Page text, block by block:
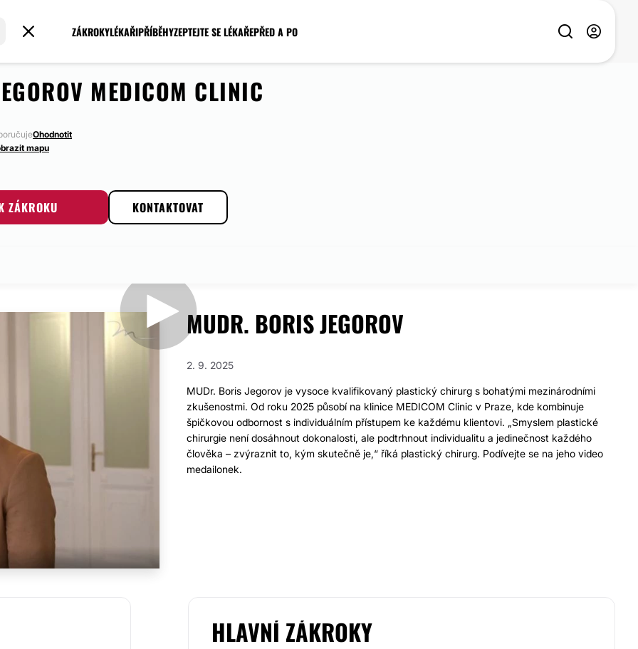
ZÁKROKYLÉKAŘIPŘÍBĚHYZEPTEJTE SE LÉKAŘEPŘED A PO
MEDICOM CLINIC
Ohodnotit
mapu
ZÁKROKU KONTAKTOVAT
MUDR. BORIS JEGOROV
2. 9. 2025
MUDr. Boris Jegorov je vysoce kvalifikovaný plastický chirurg s bohatými mezinárodními
zkušenostmi. Od roku 2025 působí na klinice MEDICOM Clinic v Praze, kde kombinuje
špičkovou odbornost s individuálním přístupem ke každému klientovi. „Smyslem plastické
chirurgie není dosáhnout dokonalosti, ale podtrhnout individualitu a jedinečnost každého
člověka – zvýraznit to, kým skutečně je,“ říká plastický chirurg. Podívejte se na jeho video
medailonek.
HLAVNÍ ZÁKROKY